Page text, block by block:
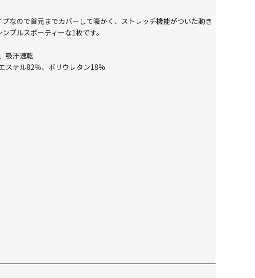
なので首元までカバーして暖かく、ストレッチ機能がついた動き
プルスポーティーな1枚です。
吸汗速乾
ステル82％、ポリウレタン18%